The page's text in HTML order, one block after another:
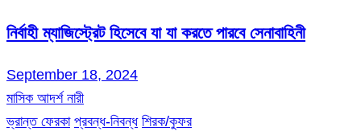
নির্বাহী ম্যাজিস্ট্রেট হিসেবে যা যা করতে পারবে সেনাবাহিনী
September 18, 2024
মাসিক আদর্শ নারী
ভ্রান্ত ফেরকা প্রবন্ধ-নিবন্ধ শিরক/কুফর